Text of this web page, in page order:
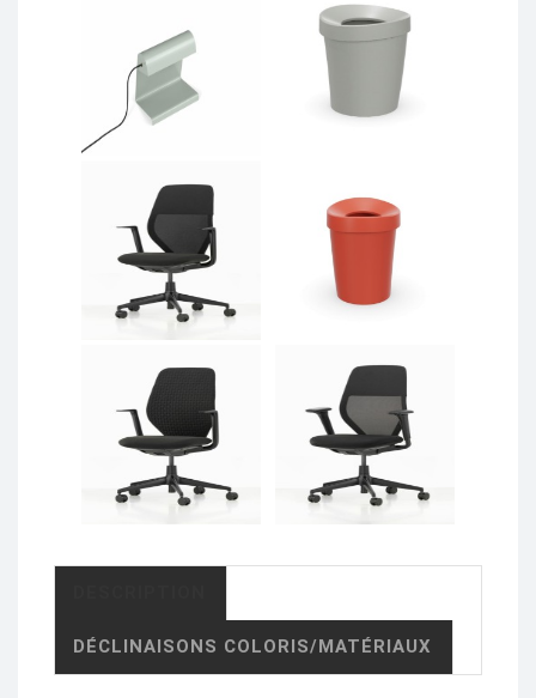
DÉCLINAISONS COLORIS/MATÉRIAUX